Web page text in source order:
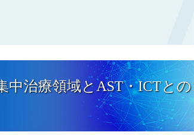
中治療領域とAST・ICTと